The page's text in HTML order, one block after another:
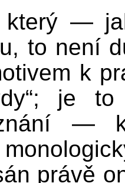
který —
to není
k
je
—
právě